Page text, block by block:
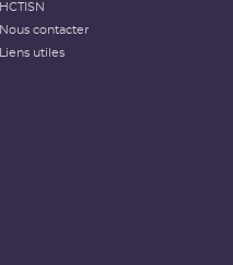
HCTISN
Nous contacter
Liens utiles